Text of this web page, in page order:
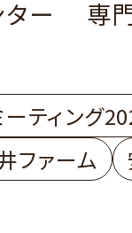
井ファ
んこん
ター 専
ーティング
ファーム